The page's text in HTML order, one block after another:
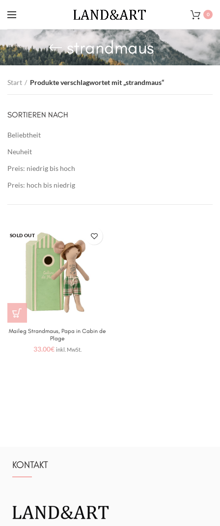
0
strandmaus
Start Produkte verschlagwortet mit „strandmaus“
SORTIEREN NACH
Beliebtheit
Neuheit
Preis: niedrig bis hoch
Preis: hoch bis niedrig
SOLD OUT
Maileg Strandmaus, Papa in Cabin de
Plage
33.00€ inkl. MwSt.
KONTAKT